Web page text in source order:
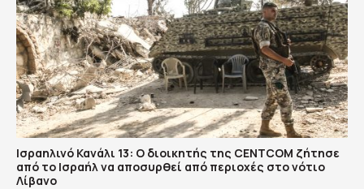
Ισραηλινό Κανάλι 13: Ο διοικητής της CENTCOM ζήτησε
από το Ισραήλ να αποσυρθεί από περιοχές στο νότιο
Λίβανο